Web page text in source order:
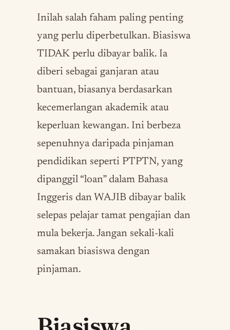
Inilah salah faham paling penting
yang perlu diperbetulkan. Biasiswa
TIDAK perlu dibayar balik. Ia
diberi sebagai ganjaran atau
bantuan, biasanya berdasarkan
kecemerlangan akademik atau
keperluan kewangan. Ini berbeza
sepenuhnya daripada pinjaman
pendidikan seperti PTPTN, yang
dipanggil “loan” dalam Bahasa
Inggeris dan WAJIB dibayar balik
selepas pelajar tamat pengajian dan
mula bekerja. Jangan sekali-kali
samakan biasiswa dengan
pinjaman.